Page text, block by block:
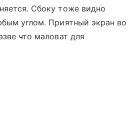
Сбоку тоже видно
углом. Приятный экран во
что маловат для